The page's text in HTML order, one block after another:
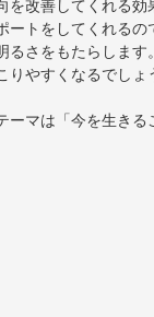
を改善してくれる
ートをしてくれる
るさをもたらしま
りやすくなるでしょ
ーマは「今を生き